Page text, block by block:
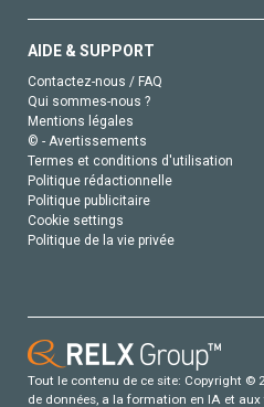
AIDE & SUPPORT
Contactez-nous / FAQ
Qui sommes-nous ?
Mentions légales
© - Avertissements
Termes et conditions d'utilisation
Politique rédactionnelle
Politique publicitaire
Cookie settings
Politique de la vie privée
Tout le contenu de ce site: Copyright ©
de données, a la formation en IA et